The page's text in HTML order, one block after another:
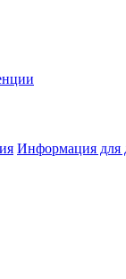
Информация для